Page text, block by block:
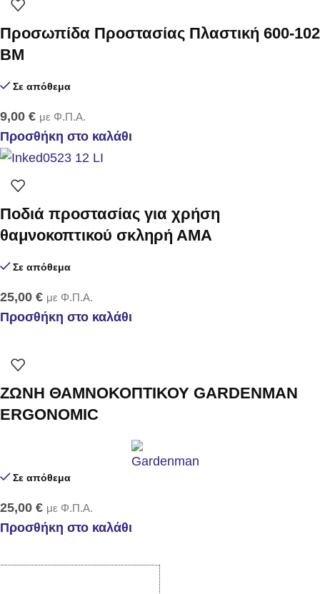
Προσωπίδα Προστασίας Πλαστική 600-102
BM
Σε απόθεμα
9,00 € με Φ.Π.Α.
Προσθήκη στο καλάθι
Ποδιά προστασίας για χρήση
θαμνοκοπτικού σκληρή ΑΜΑ
Σε απόθεμα
25,00 € με Φ.Π.Α.
Προσθήκη στο καλάθι
ΖΩΝΗ ΘΑΜΝΟΚΟΠΤΙΚΟΥ GARDENMAN
ERGONOMIC
Σε απόθεμα
25,00 € με Φ.Π.Α.
Προσθήκη στο καλάθι